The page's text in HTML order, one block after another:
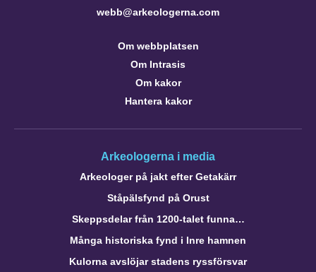
webb@arkeologerna.com
Om webbplatsen
Om Intrasis
Om kakor
Hantera kakor
Arkeologerna i media
Arkeologer på jakt efter Getakärr
Ståpälsfynd på Orust
Skeppsdelar från 1200-talet funna…
Många historiska fynd i Inre hamnen
Kulorna avslöjar stadens ryssförsvar